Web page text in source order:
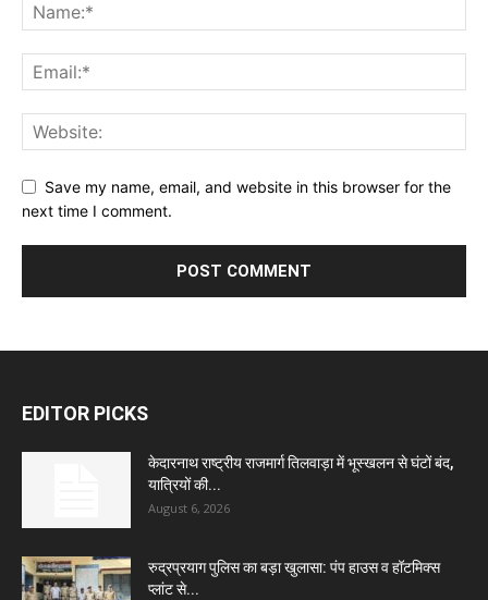
Save my name, email, and website in this browser for the
next time I comment.
EDITOR PICKS
केदारनाथ राष्ट्रीय राजमार्ग तिलवाड़ा में भूस्खलन से घंटों बंद,
यात्रियों की...
August 6, 2026
रुद्रप्रयाग पुलिस का बड़ा खुलासा: पंप हाउस व हॉटमिक्स
प्लांट से...